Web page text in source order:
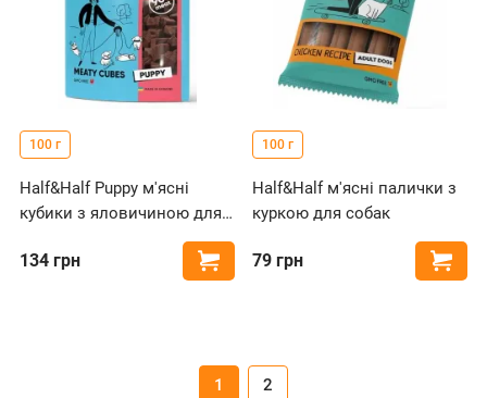
100 г
Half&Half Puppy м'ясні
кубики з яловичиною для
134 грн Купити
100 г
Half&Half м'ясні палички з
куркою для собак
79 грн
1 2